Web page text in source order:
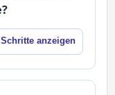
Schritte anzeigen